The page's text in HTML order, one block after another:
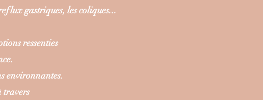
gastriques, les coliques...
ressenties
environnantes.
travers